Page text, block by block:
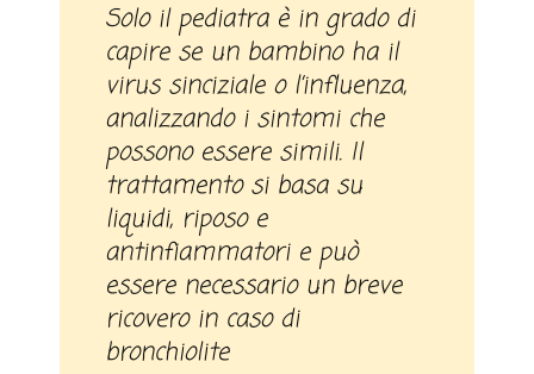
Solo il pediatra è in grado di
capire se un bambino ha il
virus sinciziale o l’influenza,
analizzando i sintomi che
possono essere simili. Il
trattamento si basa su
liquidi, riposo e
antinfiammatori e può
essere necessario un breve
ricovero in caso di
bronchiolite